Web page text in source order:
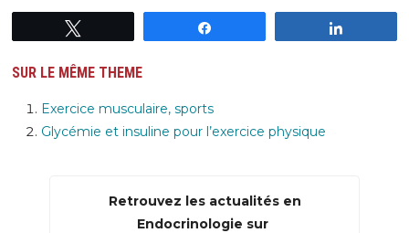
SUR LE MÊME THEME
Exercice musculaire, sports
Glycémie et insuline pour l’exercice physique
Retrouvez les actualités en
Endocrinologie sur